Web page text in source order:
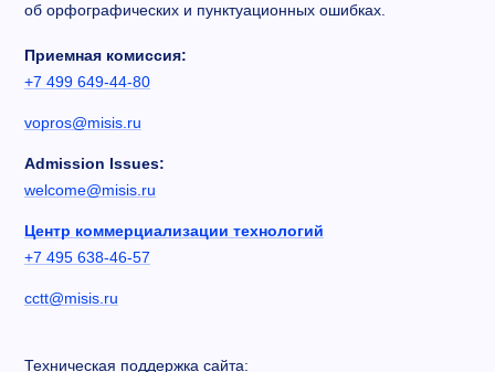
об орфографических и пунктуационных ошибках.
Приемная комиссия:
+7 499 649-44-80
vopros@misis.ru
Admission Issues:
welcome@misis.ru
Центр коммерциализации технологий
+7 495 638-46-57
cctt@misis.ru
Техническая поддержка сайта: